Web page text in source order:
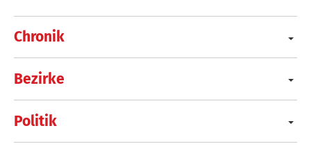
Chronik
Bezirke
Politik